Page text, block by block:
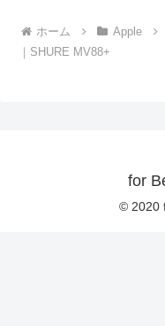
ホーム Apple
｜SHURE MV88+
for
© 2020